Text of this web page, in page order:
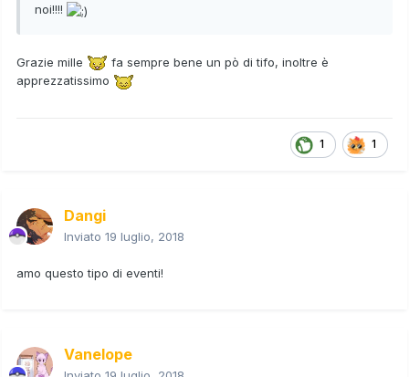
noi!!!!
Grazie mille
fa sempre bene un pò di tifo, inoltre è
apprezzatissimo
1 1
Dangi
Inviato 19 luglio, 2018
amo questo tipo di eventi!
Vanelope